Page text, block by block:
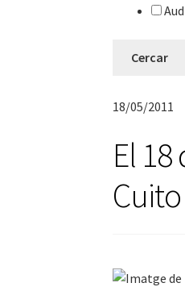
18/05/2011
El
Cuito